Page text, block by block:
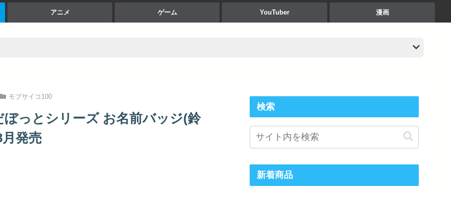
アニメ ゲーム YouTuber 漫画
モブサイコ100
っとシリーズ お名前バッジ(鈴
発売
検索
新着商品